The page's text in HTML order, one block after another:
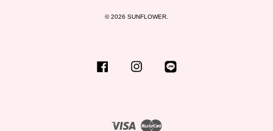
© 2026 SUNFLOWER.
Facebook Instagram
Visa